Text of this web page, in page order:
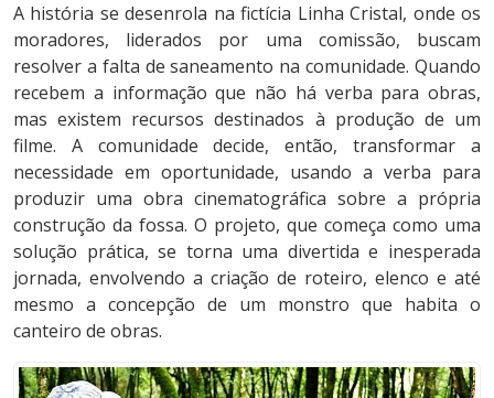
A história se desenrola na fictícia Linha Cristal, onde os
moradores, liderados por uma comissão, buscam
resolver a falta de saneamento na comunidade. Quando
recebem a informação que não há verba para obras,
mas existem recursos destinados à produção de um
filme. A comunidade decide, então, transformar a
necessidade em oportunidade, usando a verba para
produzir uma obra cinematográfica sobre a própria
construção da fossa. O projeto, que começa como uma
solução prática, se torna uma divertida e inesperada
jornada, envolvendo a criação de roteiro, elenco e até
mesmo a concepção de um monstro que habita o
canteiro de obras.